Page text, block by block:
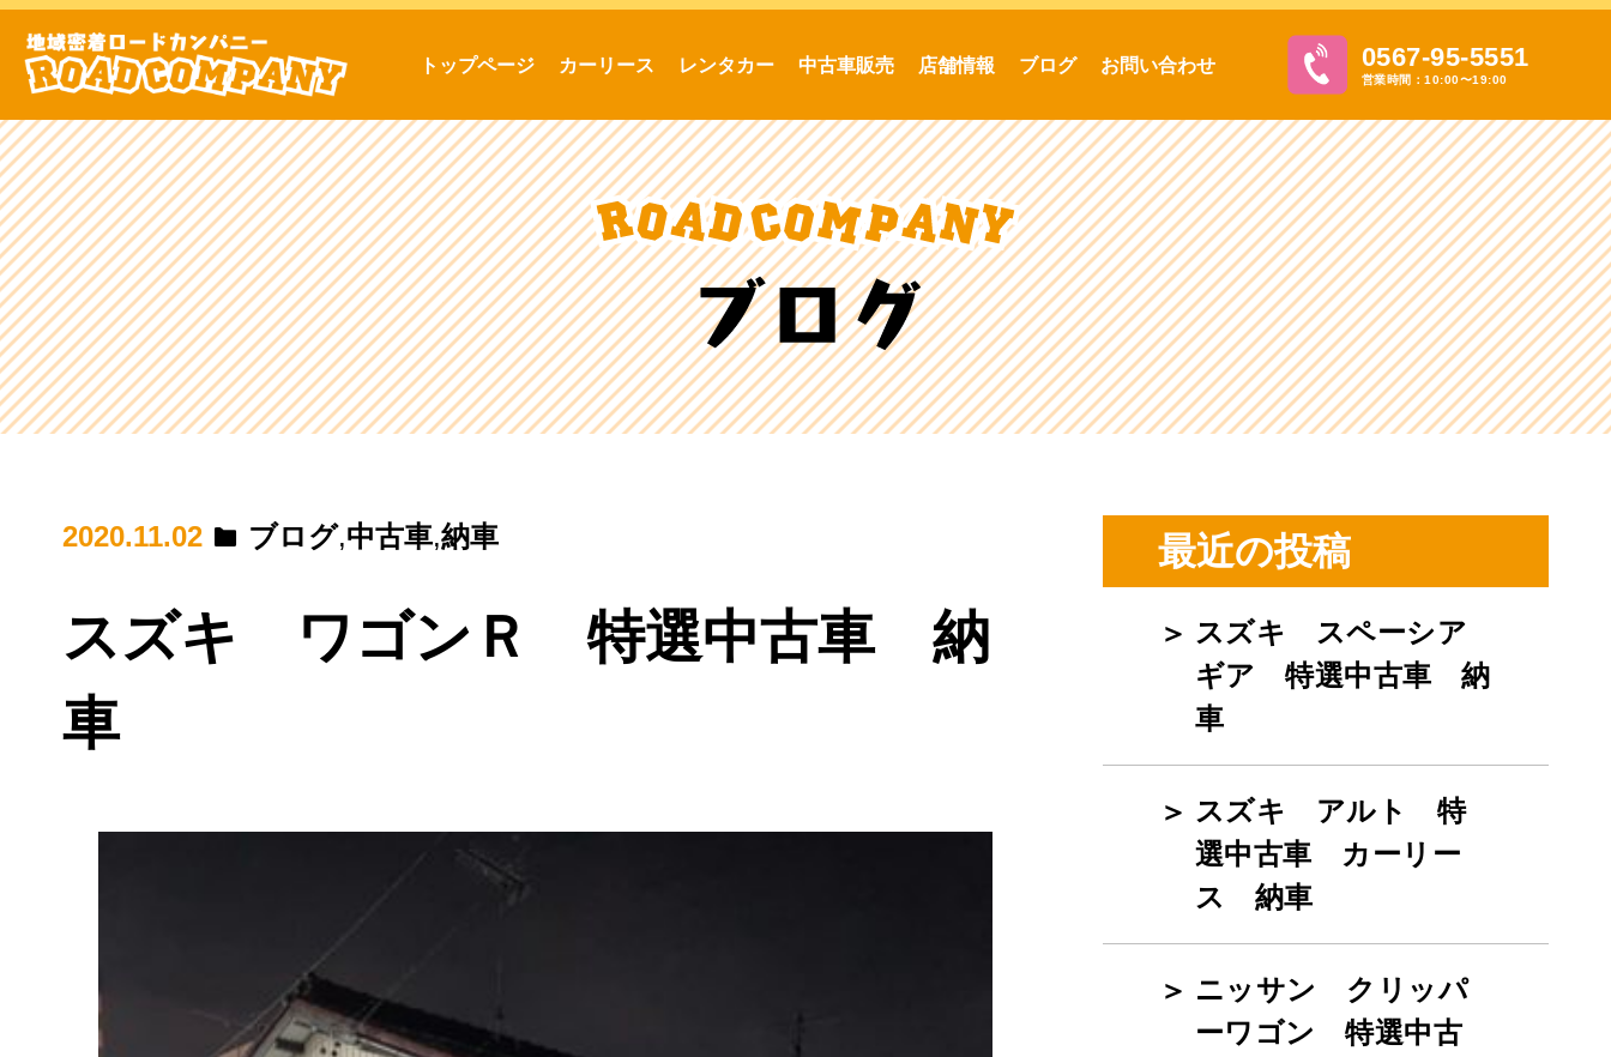
トップページ カーリース レンタカー 中古車販売 店舗情報 ブログ お問い合わせ 0567-95-5551
営業時間：10:00〜19:00
2020.11.02 ブログ,中古車,納車
スズキ ワゴンＲ 特選中古車 納
車
最近の投稿
スズキ スペーシア
ギア 特選中古車 納
車
スズキ アルト 特
選中古車 カーリー
ス 納車
ニッサン クリッパ
ーワゴン 特選中古